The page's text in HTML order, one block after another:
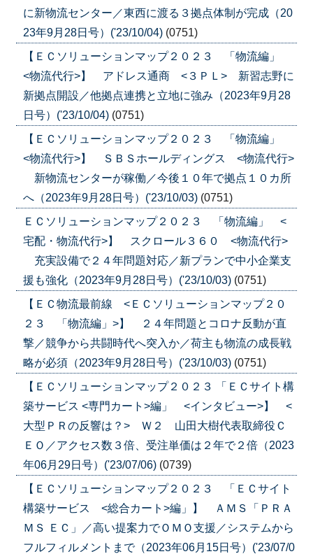
に新物流センター／東西に渡る３拠点体制が完成（20
23年9月28日号）('23/10/04) (0751)
【ＥＣソリューションマップ２０２３ 「物流編」
<物流代行>】 アドレス通商 <３ＰＬ> 新習志野に
新拠点開設／他拠点連携と立地に強み（2023年9月28
日号）('23/10/04) (0751)
【ＥＣソリューションマップ２０２３ 「物流編」
<物流代行>】 ＳＢＳホールディングス <物流代行>
新物流センターが稼働／今後１０年で拠点１０カ所
へ（2023年9月28日号）('23/10/03) (0751)
ＥＣソリューションマップ２０２３ 「物流編」 <
宅配・物流代行>】 スクロール３６０ <物流代行>
充実設備で２４年問題対応／新プランで中小企業支
援も強化（2023年9月28日号）('23/10/03) (0751)
【ＥＣ物流最前線 <ＥＣソリューションマップ２０
２３ 「物流編」>】 ２４年問題とコロナ反動が直
撃／競争から共闘時代へ突入か／荷主も物流の成長戦
略が必須（2023年9月28日号）('23/10/03) (0751)
【ＥＣソリューションマップ２０２３ 「ＥＣサイト構
築サービス <専門カート>編」 <インタビュー>】 <
大型ＰＲの反響は？> Ｗ２ 山田大樹代表取締役Ｃ
ＥＯ／アクセス数３倍、受注単価は２年で２倍（2023
年06月29日号）('23/07/06) (0739)
【ＥＣソリューションマップ２０２３ 「ＥＣサイト
構築サービス <総合カート>編」】 ＡＭＳ「ＰＲＡ
ＭＳ ＥＣ」／高い提案力でＯＭＯ支援／システムから
フルフィルメントまで（2023年06月15日号）('23/07/0